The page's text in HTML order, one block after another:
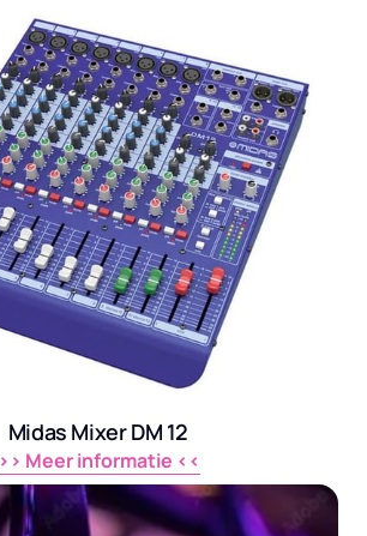
Midas Mixer DM 12
>> Meer informatie <<